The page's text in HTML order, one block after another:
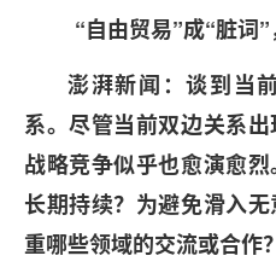
“自由贸易”成“脏词
澎湃新闻：谈到当
系。尽管当前双边关系
战略竞争似乎也愈演愈
长期持续？为避免滑入
重哪些领域的交流或合作？